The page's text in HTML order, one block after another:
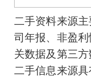
二手资料来源
司年报、非盈
关数据及第三
二手信息来源